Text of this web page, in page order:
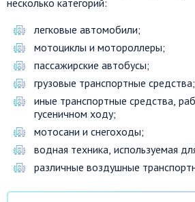
несколько категорий:
легковые автомобили;
мотоциклы и мотороллеры;
пассажирские автобусы;
грузовые транспортные средства;
иные транспортные средства,
гусеничном ходу;
мотосани и снегоходы;
водная техника, используемая
различные воздушные